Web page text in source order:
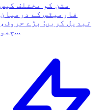
متن کو مختلف کیس
فارمیٹس کے درمیان
تبدیل کریں: بڑے حروف،
چھو...